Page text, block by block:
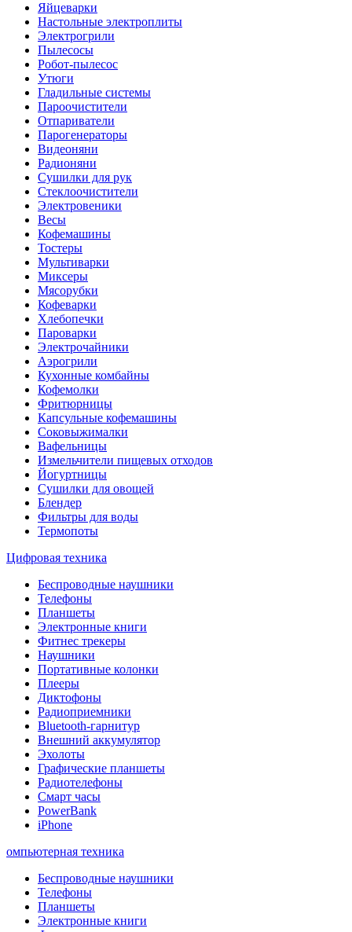
Яйцеварки
Настольные электроплиты
Электрогрили
Пылесосы
Робот-пылесос
Утюги
Гладильные системы
Пароочистители
Отпариватели
Парогенераторы
Видеоняни
Радионяни
Сушилки для рук
Стеклоочистители
Электровеники
Весы
Кофемашины
Тостеры
Мультиварки
Миксеры
Мясорубки
Кофеварки
Хлебопечки
Пароварки
Электрочайники
Аэрогрили
Кухонные комбайны
Кофемолки
Фритюрницы
Капсульные кофемашины
Соковыжималки
Вафельницы
Измельчители пищевых отходов
Йогуртницы
Сушилки для овощей
Блендер
Фильтры для воды
Термопоты
Цифровая техника
Беспроводные наушники
Телефоны
Планшеты
Электронные книги
Фитнес трекеры
Наушники
Портативные колонки
Плееры
Диктофоны
Радиоприемники
Bluetooth-гарнитур
Внешний аккумулятор
Эхолоты
Графические планшеты
Радиотелефоны
Смарт часы
PowerBank
iPhone
омпьютерная техника
Беспроводные наушники
Телефоны
Планшеты
Электронные книги